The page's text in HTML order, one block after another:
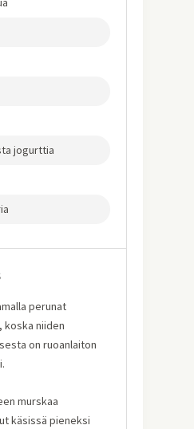
jogurttia
perunat
koska niiden
on ruoanlaiton
murskaa
käsissä pieneksi